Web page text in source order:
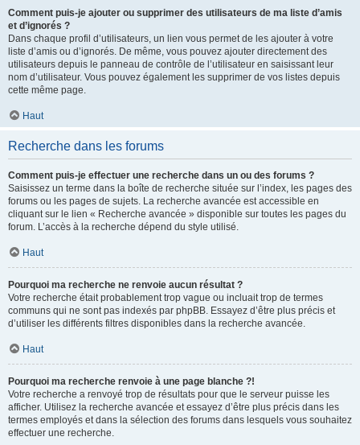
Comment puis-je ajouter ou supprimer des utilisateurs de ma liste d’amis
et d’ignorés ?
Dans chaque profil d’utilisateurs, un lien vous permet de les ajouter à votre
liste d’amis ou d’ignorés. De même, vous pouvez ajouter directement des
utilisateurs depuis le panneau de contrôle de l’utilisateur en saisissant leur
nom d’utilisateur. Vous pouvez également les supprimer de vos listes depuis
cette même page.
Haut
Recherche dans les forums
Comment puis-je effectuer une recherche dans un ou des forums ?
Saisissez un terme dans la boîte de recherche située sur l’index, les pages des
forums ou les pages de sujets. La recherche avancée est accessible en
cliquant sur le lien « Recherche avancée » disponible sur toutes les pages du
forum. L’accès à la recherche dépend du style utilisé.
Haut
Pourquoi ma recherche ne renvoie aucun résultat ?
Votre recherche était probablement trop vague ou incluait trop de termes
communs qui ne sont pas indexés par phpBB. Essayez d’être plus précis et
d’utiliser les différents filtres disponibles dans la recherche avancée.
Haut
Pourquoi ma recherche renvoie à une page blanche ?!
Votre recherche a renvoyé trop de résultats pour que le serveur puisse les
afficher. Utilisez la recherche avancée et essayez d’être plus précis dans les
termes employés et dans la sélection des forums dans lesquels vous souhaitez
effectuer une recherche.